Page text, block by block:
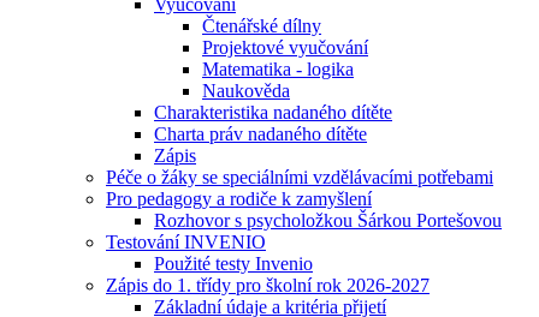
Vyučování
Čtenářské dílny
Projektové vyučování
Matematika - logika
Naukověda
Charakteristika nadaného dítěte
Charta práv nadaného dítěte
Zápis
Péče o žáky se speciálními vzdělávacími potřebami
Pro pedagogy a rodiče k zamyšlení
Rozhovor s psycholožkou Šárkou Portešovou
Testování INVENIO
Použité testy Invenio
Zápis do 1. třídy pro školní rok 2026-2027
Základní údaje a kritéria přijetí